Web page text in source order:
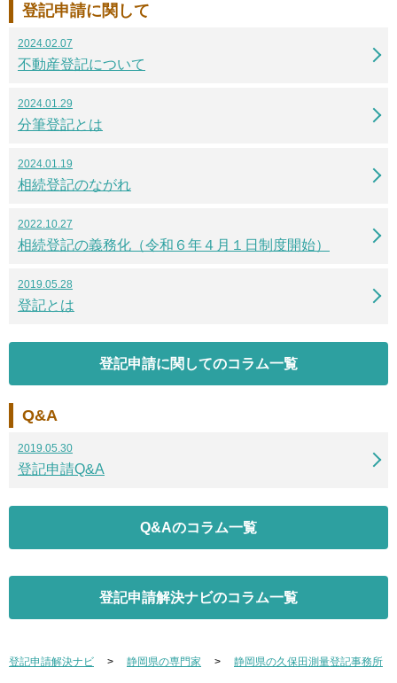
登記申請に関して
2024.02.07
不動産登記について
2024.01.29
分筆登記とは
2024.01.19
相続登記のながれ
2022.10.27
相続登記の義務化（令和６年４月１日制度開始）
2019.05.28
登記とは
登記申請に関してのコラム一覧
Q&A
2019.05.30
登記申請Q&A
Q&Aのコラム一覧
登記申請解決ナビのコラム一覧
登記申請解決ナビ 静岡県の専門家 静岡県の久保田測量登記事務所